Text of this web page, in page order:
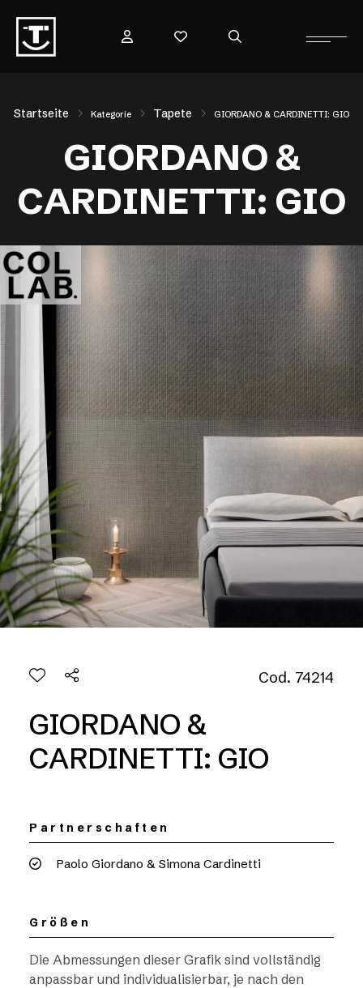
Startseite Kategorie Tapete GIORDANO & CARDINETTI: GIO
GIORDANO &
CARDINETTI: GIO
Cod. 74214
GIORDANO &
CARDINETTI: GIO
Partnerschaften
Paolo Giordano & Simona Cardinetti
Größen
Die Abmessungen dieser Grafik sind vollständig
anpassbar und individualisierbar, je nach den